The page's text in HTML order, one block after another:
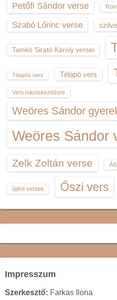
Petőfi Sándor verse
Szabó Lőrinc verse
Tamkó Sirató Károly versei
Télapós vers Télapó vers
Vers iskolakezdésre
Weöres Sándor
Weöres Sándor
Zelk Zoltán verse
újévi versek Őszi vers
Impresszum
Szerkesztő: Farkas Ilona